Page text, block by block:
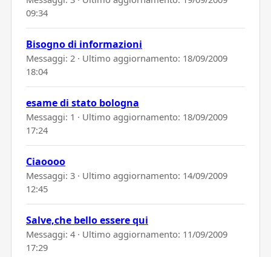
09:34
Bisogno di informazioni
Messaggi: 2 · Ultimo aggiornamento: 18/09/2009
18:04
esame di stato bologna
Messaggi: 1 · Ultimo aggiornamento: 18/09/2009
17:24
Ciaoooo
Messaggi: 3 · Ultimo aggiornamento: 14/09/2009
12:45
Salve,che bello essere qui
Messaggi: 4 · Ultimo aggiornamento: 11/09/2009
17:29